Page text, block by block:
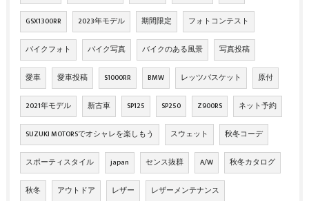
GSX1300RR 2023年モデル 期間限定 フォトコンテスト
バイクフォト バイク写真 バイクのある風景 写真投稿
愛車 愛車投稿 S1000RR BMW レッツバスケット 原付
2021年モデル 新古車 SP125 SP250 Z900RS ネット予約
SUZUKI MOTORSでオシャレを楽しもう スウェット 秋冬コーデ
スポーティスタイル japan センス抜群 A/W 秋冬カタログ
秋冬 アウトドア レザー レザーメンテナンス